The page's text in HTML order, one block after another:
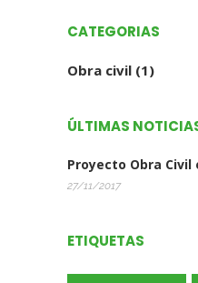
CATEGORIAS
Obra civil (1)
ÚLTIMAS
Proyecto Obra Civil
27/11/2017
ETIQUETAS